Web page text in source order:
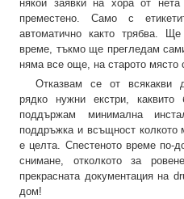
някои заявки на хора от
преместено. Само с
автоматично както трябва.
време, тъкмо ще прегледам
няма все още, на старото
Отказвам се от всякакви
рядко нужни екстри,
поддържам минимална
поддръжка и всъщност
е целта. Спестеното време по-
снимане, отколкото за
прекрасната документация на
дом!